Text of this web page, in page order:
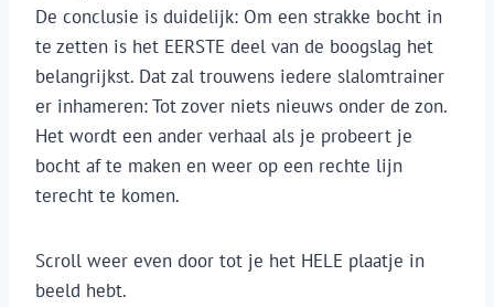
De conclusie is duidelijk: Om een strakke bocht in
te zetten is het EERSTE deel van de boogslag het
belangrijkst. Dat zal trouwens iedere slalomtrainer
er inhameren: Tot zover niets nieuws onder de zon.
Het wordt een ander verhaal als je probeert je
bocht af te maken en weer op een rechte lijn
terecht te komen.
Scroll weer even door tot je het HELE plaatje in
beeld hebt.